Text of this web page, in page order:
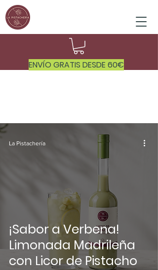
ENVÍO GRATIS DESDE 60€
¡Sabor a Verbena!
Limonada Madrileña
con Licor de Pistacho
La Pistachería